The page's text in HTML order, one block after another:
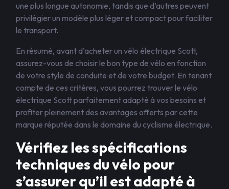
une plus longue autonomie, tandis que d’autres peuvent
privilégier un modèle plus léger et compact pour faciliter
le transport.
En résumé, avant d’acheter un vélo électrique Scott,
assurez-vous de choisir le bon type de vélo en fonction
de votre style de conduite et de votre budget. En tenant
compte de ces critères, vous pourrez trouver le vélo
électrique Scott parfaitement adapté à vos besoins et
profiter pleinement des avantages offerts par cette
marque réputée dans le domaine du cyclisme électrique.
Vérifiez les spécifications
techniques du vélo pour
s’assurer qu’il est adapté à